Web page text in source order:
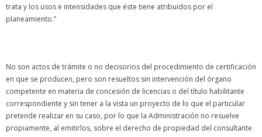
trata y los usos e intensidades que éste tiene atribuidos por el
planeamiento.”
No son actos de trámite o no decisorios del procedimiento de certificación
en que se producen, pero son resueltos sin intervención del órgano
competente en materia de concesión de licencias o del título habilitante
correspondiente y sin tener a la vista un proyecto de lo que el particular
pretende realizar en su caso, por lo que la Administración no resuelve
propiamente, al emitirlos, sobre el derecho de propiedad del consultante.